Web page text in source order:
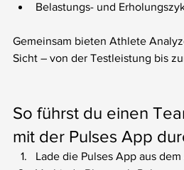
Belastungs- und
Gemeinsam bieten Athlete
Sicht – von der Testleistung bis
So führst du einen
mit der Pulses App
Lade die Pulses App aus